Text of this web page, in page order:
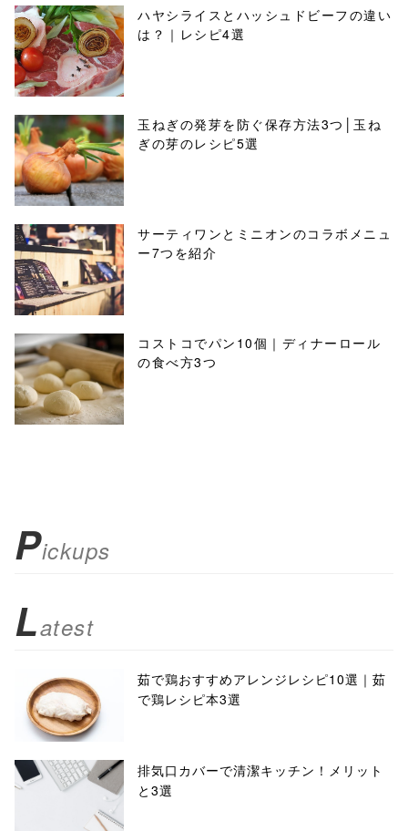
ハヤシライスとハッシュドビーフの違い
は？｜レシピ4選
玉ねぎの発芽を防ぐ保存方法3つ│玉ね
ぎの芽のレシピ5選
サーティワンとミニオンのコラボメニュ
ー7つを紹介
コストコでパン10個｜ディナーロール
の食べ方3つ
Pickups
Latest
茹で鶏おすすめアレンジレシピ10選｜茹
で鶏レシピ本3選
排気口カバーで清潔キッチン！メリット
と3選